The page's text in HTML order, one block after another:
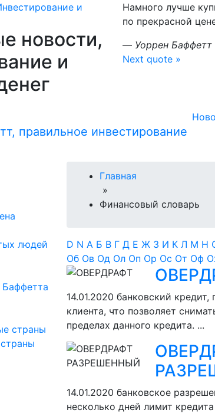
новости,
и
Намного лучше
по прекрасной
— Уоррен Баффетт
Next quote »
людей
страны
Главная
»
Финансовый словарь
D N А Б В Г Д Е Ж З И К Л М Н
Об Ов Од Ол Оп Ор Ос От Оф
14.01.2020 банковский
клиента, что позволяет
пределах данного кредита. ...
14.01.2020 банковское
несколько дней лимит